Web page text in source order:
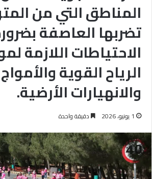
المناطق التي من
تضربها العاصفة
الاحتياطات اللازمة
الرياح القوية
والانهيارات الأرضية.
1 يونيو، 2026 دقيقة واحدة